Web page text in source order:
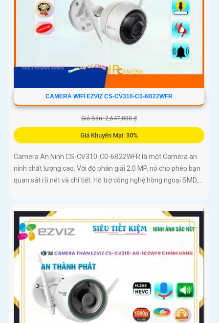
CAMERA WIFI EZVIZ CS-CV310-C0-6B22WFR
Giá Bán: 2,647,000 ₫
Giá Khuyến Mại: 30%
Camera An Ninh CS-CV310-C0-6B22WFR là một Camera an
ninh chất lượng cao. Với độ phân giải 2.0 MP, nó cho phép bạn
quan sát rõ nét và chi tiết. Hỗ trợ công nghệ hồng ngoại SMD,...